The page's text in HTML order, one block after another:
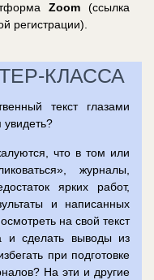
Zoom (ссылка
регистрации).
КЛАССА
текст глазами
что в том или
журналы,
ярких работ,
и написанных
на свой текст
и сделать выводы из
при подготовке
На эти и другие